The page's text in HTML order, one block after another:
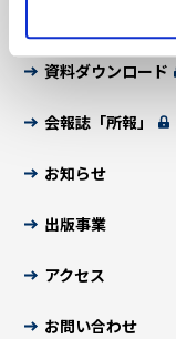
資料ダウンロード
会報誌「所報」
お知らせ
出版事業
アクセス
お問い合わせ